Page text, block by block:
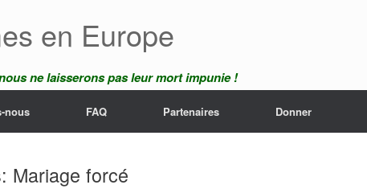
en Europe
ne laisserons pas leur mort impunie !
nous FAQ Partenaires Donner
Mariage forcé